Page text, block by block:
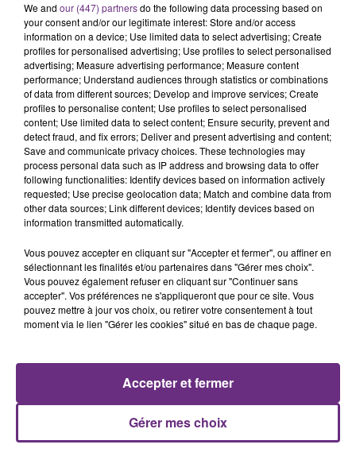
L'INSPECTION DU TRAVAIL RAPPELLE À
L'ORDRE SUR LES CONDITIONS DE...
Alors que les dates de début des vendange 2026
s'est avéré être plus précoce que prévu,
l'inspection du Travail en profite pour rappeler
les conditions de...
TITRES DIFFUSÉS
1h29
1h29
Bad Romance
1h26
1h26
Ca Fait Mal
We and our (447) partnersdo the following data processing based on
your consent and/or our legitimate interest: Store and/or access
information on a device; Use limited data to select advertising; Create
profiles for personalised advertising; Use profiles to select personalised
advertising; Measure advertising performance; Measure content
performance; Understand audiences through statistics or combinations
of data from different sources; Develop and improve services; Create
profiles to personalise content; Use profiles to select personalised
content; Use limited data to select content; Ensure security, prevent and
detect fraud, and fix errors; Deliver and present advertising and content;
Save and communicate privacy choices. These technologies may
process personal data such as IP address and browsing data to offer
following functionalities: Identify devices based on information actively
requested; Use precise geolocation data; Match and combine data from
other data sources; Link different devices; Identify devices based on
information transmitted automatically.
Vous pouvez accepter en cliquant sur "Accepter et fermer", ou affiner en
sélectionnant les finalités et/ou partenaires dans "Gérer mes choix".
Vous pouvez également refuser en cliquant sur "Continuer sans
accepter". Vos préférences ne s'appliqueront que pour ce site. Vous
pouvez mettre à jour vos choix, ou retirer votre consentement à tout
moment via le lien "Gérer les cookies" situé en bas de chaque page.
Gérer mes choix
Accepter et fermer